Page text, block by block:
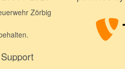
Zörbig